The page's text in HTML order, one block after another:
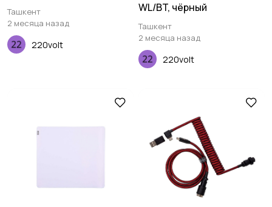
Ташкент
2 месяца назад
220volt
WL/BT, чёрный
Ташкент
2 месяца назад
220volt